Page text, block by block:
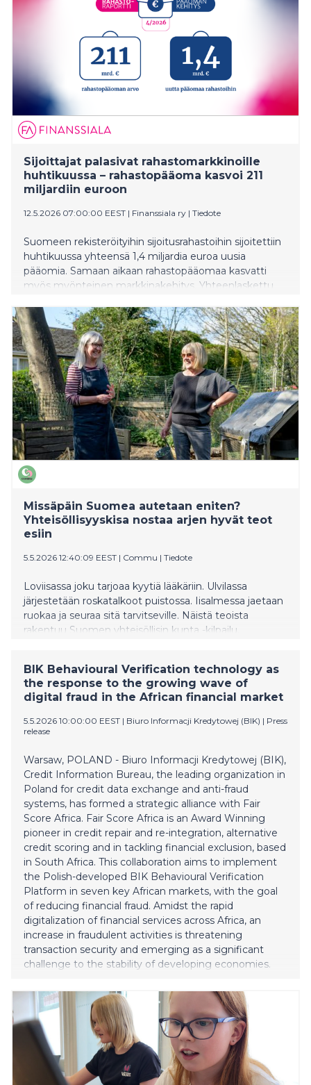
Sijoittajat palasivat rahastomarkkinoille
huhtikuussa – rahastopääoma kasvoi 211
miljardiin euroon
12.5.2026 07:00:00 EEST | Finanssiala ry | Tiedote
Suomeen rekisteröityihin sijoitusrahastoihin sijoitettiin
huhtikuussa yhteensä 1,4 miljardia euroa uusia
pääomia. Samaan aikaan rahastopääomaa kasvatti
myös myönteinen markkinakehitys. Yhteenlaskettu
miljardia euroa.
Missäpäin Suomea autetaan eniten?
Yhteisöllisyyskisa nostaa arjen hyvät teot
esiin
5.5.2026 12:40:09 EEST | Commu | Tiedote
Loviisassa joku tarjoaa kyytiä lääkäriin. Ulvilassa
järjestetään roskatalkoot puistossa. Iisalmessa jaetaan
ruokaa ja seuraa sitä tarvitseville. Näistä teoista
rakentuu Suomen yhteisöllisin kunta -kilpailu,
BIK Behavioural Verification technology as
the response to the growing wave of
digital fraud in the African financial market
5.5.2026 10:00:00 EEST | Biuro Informacji Kredytowej (BIK) | Press
release
Warsaw, POLAND - Biuro Informacji Kredytowej (BIK),
Credit Information Bureau, the leading organization in
Poland for credit data exchange and anti-fraud
systems, has formed a strategic alliance with Fair
Score Africa. Fair Score Africa is an Award Winning
pioneer in credit repair and re-integration, alternative
credit scoring and in tackling financial exclusion, based
in South Africa. This collaboration aims to implement
the Polish-developed BIK Behavioural Verification
Platform in seven key African markets, with the goal
of reducing financial fraud. Amidst the rapid
digitalization of financial services across Africa, an
increase in fraudulent activities is threatening
transaction security and emerging as a significant
challenge to the stability of developing economies.